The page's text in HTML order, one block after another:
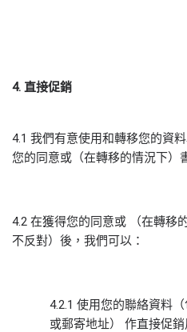
4. 直接促銷
4.1 我們有意使用和轉移您的資
您的同意或（在轉移的情況下）
4.2 在獲得您的同意或 （在轉移
不反對）後，我們可以：
4.2.1 使用您的聯絡資料
或郵寄地址） 作直接促銷